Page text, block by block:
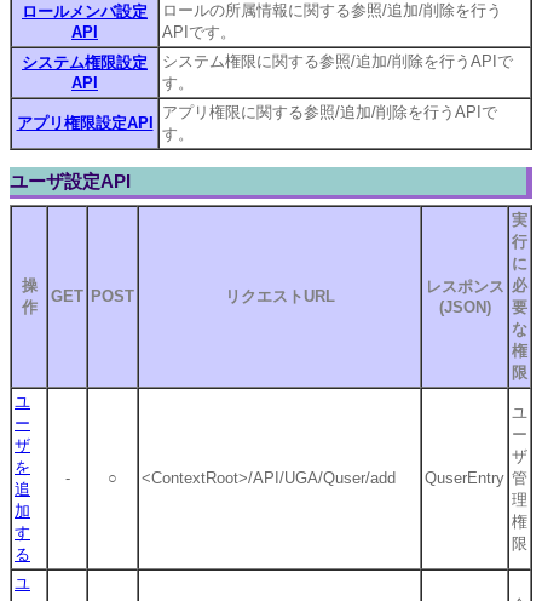
ロールメンバ設定
API
ロールの所属情報に関する参照/追加/削除を行う
APIです。
システム権限設定
API
システム権限に関する参照/追加/削除を行うAPIで
す。
アプリ権限設定API
アプリ権限に関する参照/追加/削除を行うAPIで
す。
ユーザ設定API
操
作
GET POST リクエストURL
レスポンス
(JSON)
実
行
に
必
要
な
権
限
ユ
ー
ザ
を
追
加
す
る
- ○ <ContextRoot>/API/UGA/Quser/add QuserEntry
ユ
ー
ザ
管
理
権
限
ユ